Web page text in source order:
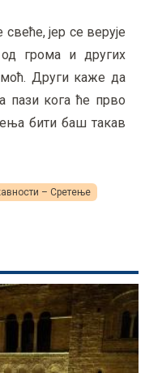
јер се верује
грома и других
Други каже да
пази кога ће прво
бити баш такав
– Сретење